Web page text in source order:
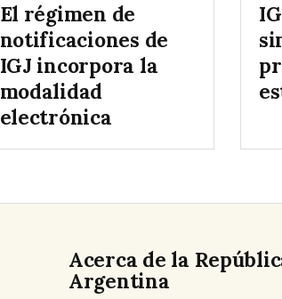
El régimen de
notificaciones de
IGJ incorpora la
modalidad
electrónica
Acerca de la
Argentina